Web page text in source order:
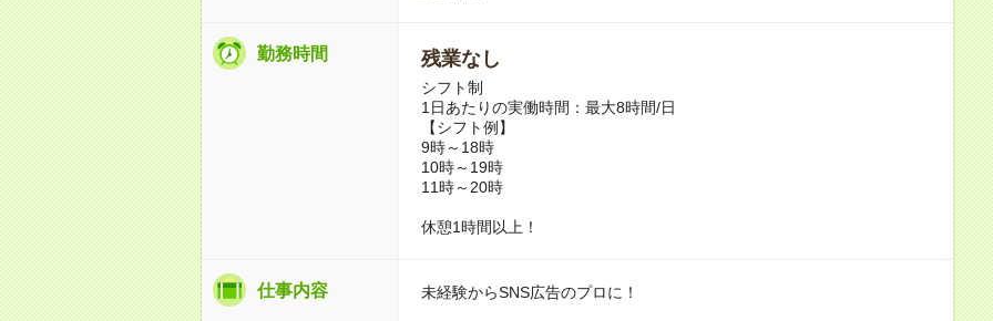
勤務時間 残業なし
シフト制
1日あたりの実働時間：最大8時間/日
【シフト例】
9時～18時
10時～19時
11時～20時
休憩1時間以上！
仕事内容 未経験からSNS広告のプロに！